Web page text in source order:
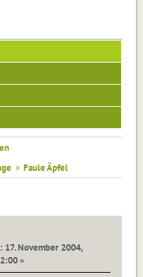
» Faule Äpfel
17. November 2004,
»